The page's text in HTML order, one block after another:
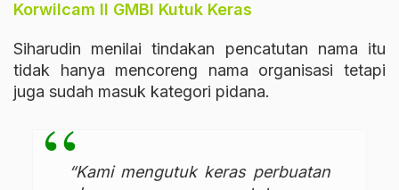
Korwilcam II GMBI Kutuk Keras
Siharudin menilai tindakan pencatutan nama itu
tidak hanya mencoreng nama organisasi tetapi
juga sudah masuk kategori pidana.
“Kami mengutuk keras perbuatan